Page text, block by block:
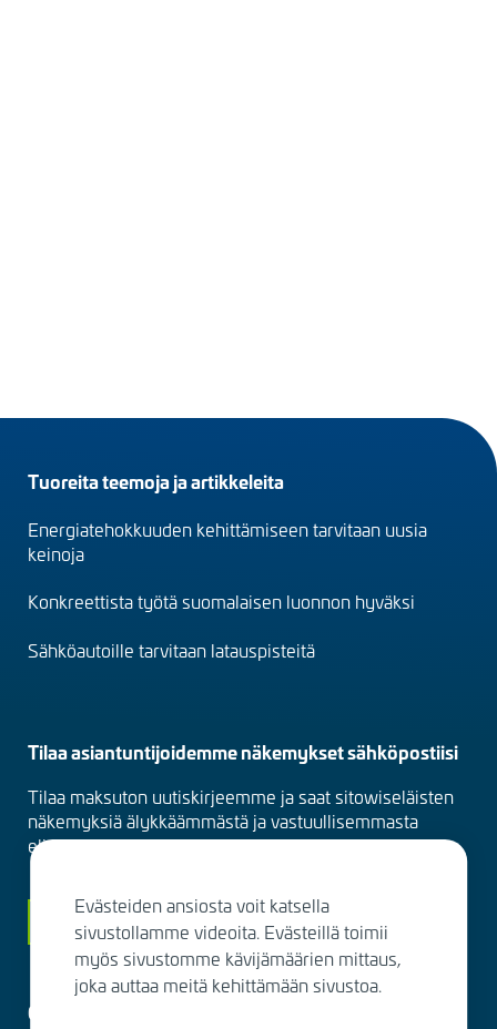
Footer
menu
(fi)
Tuoreita teemoja ja artikkeleita
Energiatehokkuuden kehittämiseen tarvitaan uusia
keinoja
Konkreettista työtä suomalaisen luonnon hyväksi
Sähköautoille tarvitaan latauspisteitä
Tilaa asiantuntijoidemme näkemykset sähköpostiisi
Tilaa maksuton uutiskirjeemme ja saat sitowiseläisten
näkemyksiä älykkäämmästä ja vastuullisemmasta
elinympäristöstä suoraan sähköpostiisi kuukausittain.
Siirry tilaamaan
Ota yhteyttä
Evästeiden ansiosta voit katsella
sivustollamme videoita. Evästeillä toimii
myös sivustomme kävijämäärien mittaus,
joka auttaa meitä kehittämään sivustoa.